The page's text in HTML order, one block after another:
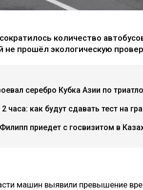
количество
не прошёл экологическую
серебро Кубка Азии по
часа: как будут сдавать тест на
приедет с госвизитом в
машин выявили превышение